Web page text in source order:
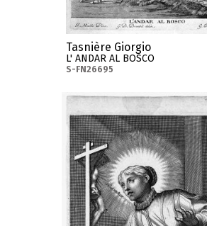
Tasnière Giorgio
L' ANDAR AL BOSCO
S-FN26695